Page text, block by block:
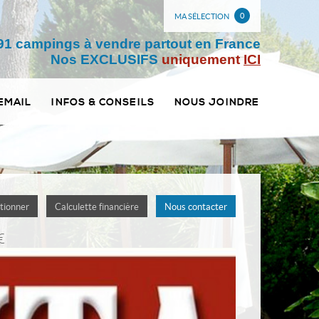
MA SÉLECTION 0
campings à vendre partout en France
Nos EXCLUSIFS uniquementICI
INFOS & CONSEILS NOUS JOINDRE
Calculette financière Nous contacter